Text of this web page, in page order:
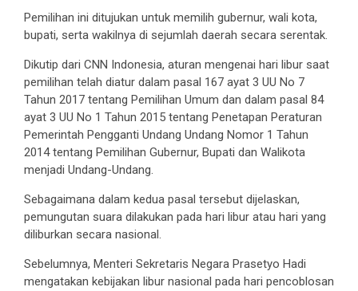
Pemilihan ini ditujukan untuk memilih gubernur, wali kota,
bupati, serta wakilnya di sejumlah daerah secara serentak.
Dikutip dari CNN Indonesia, aturan mengenai hari libur saat
pemilihan telah diatur dalam pasal 167 ayat 3 UU No 7
Tahun 2017 tentang Pemilihan Umum dan dalam pasal 84
ayat 3 UU No 1 Tahun 2015 tentang Penetapan Peraturan
Pemerintah Pengganti Undang Undang Nomor 1 Tahun
2014 tentang Pemilihan Gubernur, Bupati dan Walikota
menjadi Undang-Undang.
Sebagaimana dalam kedua pasal tersebut dijelaskan,
pemungutan suara dilakukan pada hari libur atau hari yang
diliburkan secara nasional.
Sebelumnya, Menteri Sekretaris Negara Prasetyo Hadi
mengatakan kebijakan libur nasional pada hari pencoblosan